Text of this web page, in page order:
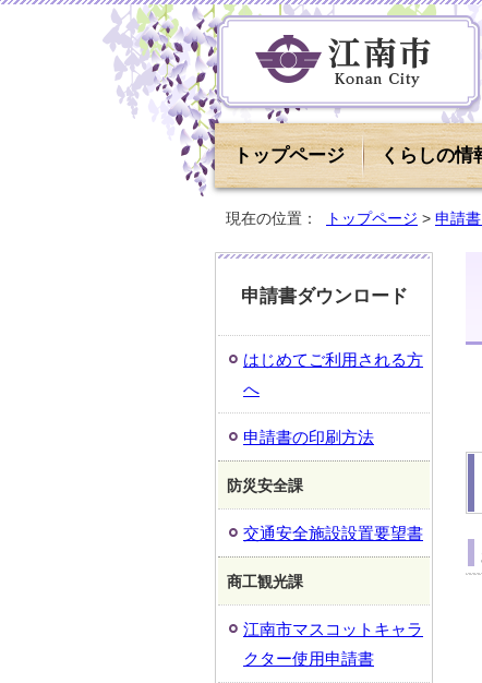
トップページ くらしの情
現在の位置： トップページ > 申請
申請書ダウンロード
はじめてご利用される方
へ
申請書の印刷方法
防災安全課
交通安全施設設置要望書
商工観光課
江南市マスコットキャラ
クター使用申請書